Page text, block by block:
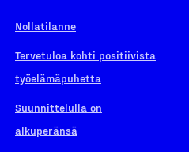
Nollatilanne
Tervetuloa kohti positiivista
työelämäpuhetta
Suunnittelulla on
alkuperänsä